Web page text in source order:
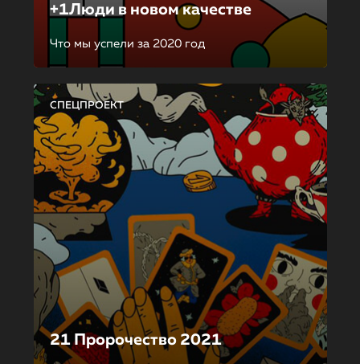
+1Люди в новом качестве
Что мы успели за 2020 год
СПЕЦПРОЕКТ
21 Пророчество 2021